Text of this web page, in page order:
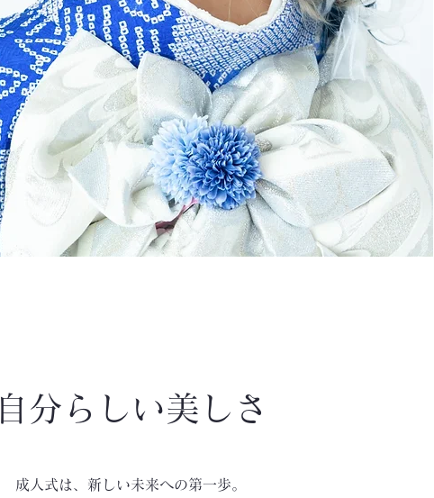
自分らしい美しさ
成人式は、新しい未来への第一歩。